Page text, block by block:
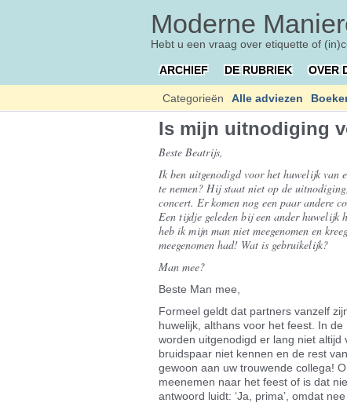
Moderne
Hebt u een vraag over etiquette of
ARCHIEF DE RUBRIEK OVER
Categorieën Alle adviezen
Is mijn uitnodiging
Beste Beatrijs,
Ik ben uitgenodigd voor het huwelijk van
te nemen? Hij staat niet op de
concert. Er komen nog een paar andere
Een tijdje geleden bij een ander huwelijk
heb ik mijn man niet meegenomen en
meegenomen had! Wat is gebruikelijk?
Man mee?
Beste Man mee,
Formeel geldt dat partners vanzelf
huwelijk, althans voor het feest. In
worden uitgenodigd er lang niet
bruidspaar niet kennen en de rest
gewoon aan uw trouwende collega!
meenemen naar het feest of is dat
antwoord luidt: ‘Ja, prima’, omdat